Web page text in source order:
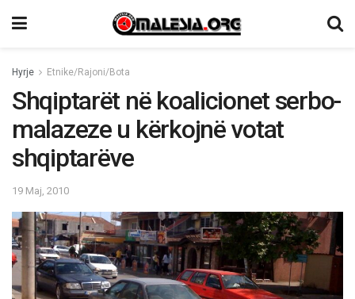
Hyrje Etnike/Rajoni/Bota
Shqiptarët në koalicionet serbo-
malazeze u kërkojnë votat
shqiptarëve
19 Maj, 2010